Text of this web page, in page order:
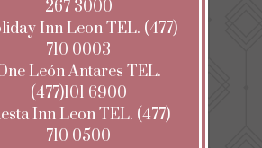
267 3000
Inn Leon TEL. (477)
710 0003
León Antares TEL.
(477)101 6900
Inn Leon TEL. (477)
710 0500